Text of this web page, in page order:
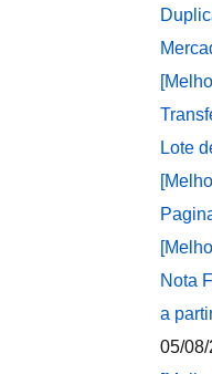
Lote
Nota
a
05/